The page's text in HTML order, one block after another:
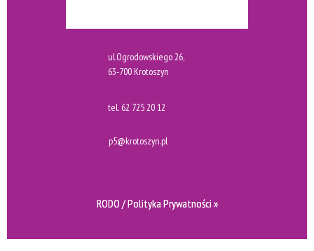
ul.Ogrodowskiego 26,
63-700 Krotoszyn
tel. 62 725 20 12
p5@krotoszyn.pl
RODO / Polityka Prywatności »